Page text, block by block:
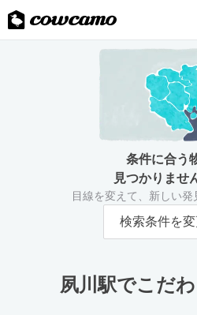
条件に合う
見つかりませ
目線を変えて、新しい発
検索条件を
夙川駅でこだ